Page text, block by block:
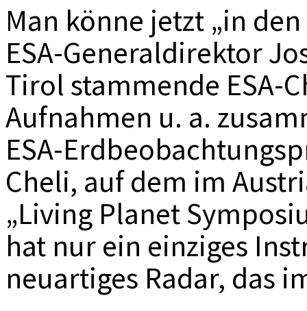
Man könne jetzt „in
ESA-Generaldirektor
Tirol stammende ESA-
Aufnahmen u. a.
ESA-
Cheli, auf dem im
„Living Planet
hat nur ein einziges
neuartiges Radar, das